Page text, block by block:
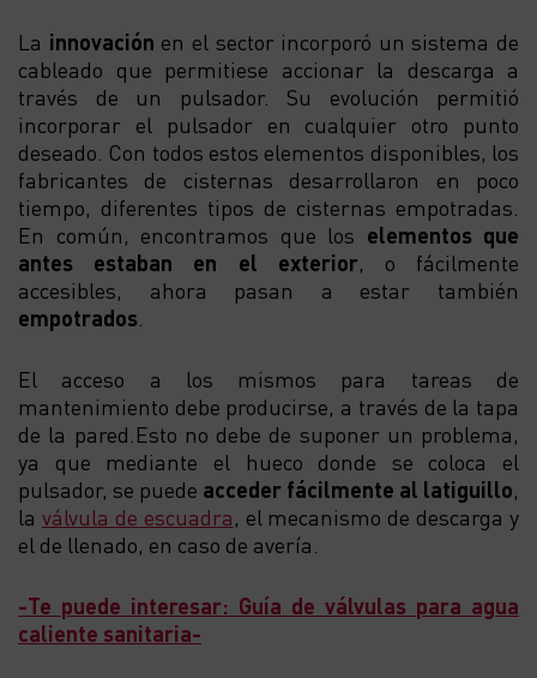
La innovación en el sector incorporó un sistema de
cableado que permitiese accionar la descarga a
través de un pulsador. Su evolución permitió
incorporar el pulsador en cualquier otro punto
deseado. Con todos estos elementos disponibles, los
fabricantes de cisternas desarrollaron en poco
tiempo, diferentes tipos de cisternas empotradas.
En común, encontramos que los elementos que
antes estaban en el exterior, o fácilmente
accesibles, ahora pasan a estar también
empotrados
El acceso a los mismos para tareas de
mantenimiento debe producirse, a través de la tapa
de la pared.Esto no debe de suponer un problema,
ya que mediante el hueco donde se coloca el
pulsador, se puede acceder fácilmente al latiguillo,
la válvula de escuadra, el mecanismo de descarga y
el de llenado, en caso de avería.
-Te puede interesar: Guía de válvulas para agua
caliente sanitaria-